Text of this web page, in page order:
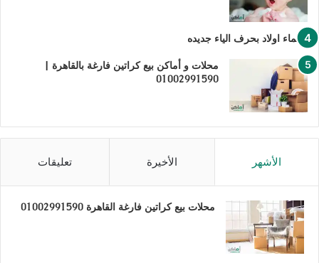
اسماء اولاد بحرف الياء جديده
محلات و أماكن بيع كراتين فارغة بالقاهرة |
01002991590
الأشهر الأخيرة تعليقات
محلات بيع كراتين فارغة القاهرة 01002991590